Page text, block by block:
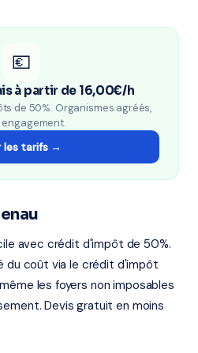
💶
à partir de 16,00€/h
de 50%. Organismes agréés,
les tarifs →
avec crédit d'impôt de 50%.
du coût via le crédit d'impôt
les foyers non imposables
Devis gratuit en moins